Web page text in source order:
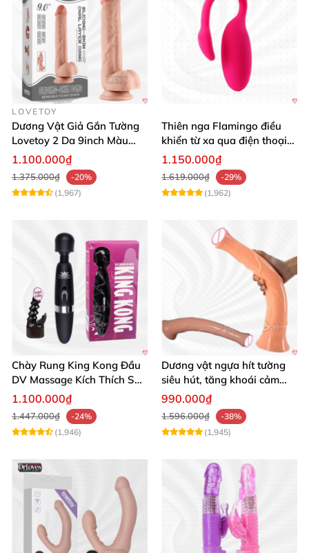
LOVETOY
Dương Vật Giả Gắn Tường
Lovetoy 2 Da 9inch Màu
Flesh Hàng Chính Hãng
1.100.000₫
1.375.000₫
-20%
(1,967)
Thiên nga Flamingo điều
khiển từ xa qua điện thoại
cực dễ dàng
1.150.000₫
1.619.000₫
-29%
(1,962)
Chày Rung King Kong Đầu
DV Massage Kích Thích Sâu
Mạnh Mẽ
1.100.000₫
1.447.000₫
-24%
(1,946)
Dương vật ngựa hít tường
siêu hút, tăng khoái cảm
tận hưởng
990.000₫
1.596.000₫
-38%
(1,945)